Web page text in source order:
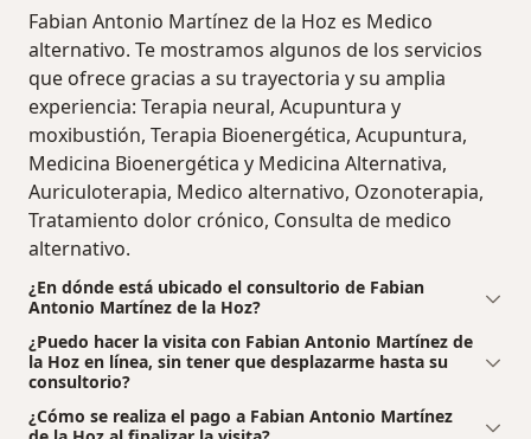
Fabian Antonio Martínez de la Hoz es Medico
alternativo. Te mostramos algunos de los servicios
que ofrece gracias a su trayectoria y su amplia
experiencia: Terapia neural, Acupuntura y
moxibustión, Terapia Bioenergética, Acupuntura,
Medicina Bioenergética y Medicina Alternativa,
Auriculoterapia, Medico alternativo, Ozonoterapia,
Tratamiento dolor crónico, Consulta de medico
alternativo.
¿En dónde está ubicado el consultorio de Fabian
Antonio Martínez de la Hoz?
¿Puedo hacer la visita con Fabian Antonio Martínez de
la Hoz en línea, sin tener que desplazarme hasta su
consultorio?
¿Cómo se realiza el pago a Fabian Antonio Martínez